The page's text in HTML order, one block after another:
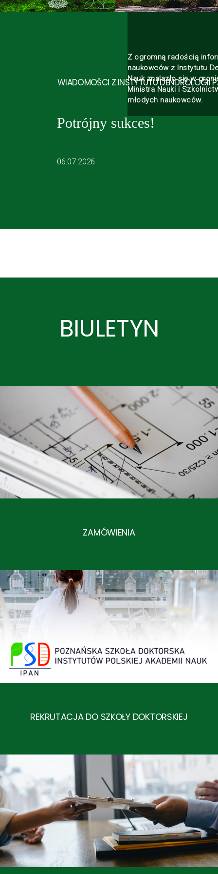
Z ogromną radością
naukowców z Instytutu
Nauk znalazło się w
Ministra Nauki i
młodych naukowców.
WIADOMOŚCI Z INSTYTUTU DENDROLOGII
Potrójny sukces!
06.07.2026
Z ogromną radością
naukowców z Instytutu
Nauk znalazło się w
Ministra Nauki i
młodych naukowców.
WIADOMOŚCI Z INSTYTUTU DENDROLOGII
Korea Arboreta and
22.06.2026
Leśne sady
20.05.2026
BIULETYN
ZAMÓWIENIA
REKRUTACJA DO SZKOŁY DOKTORSKIEJ